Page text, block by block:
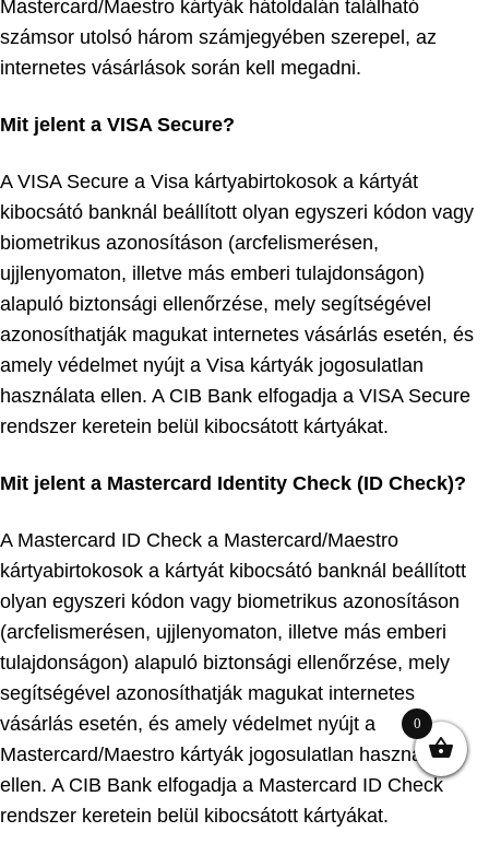
Mastercard/Maestro kártyák hátoldalán található
számsor utolsó három számjegyében szerepel, az
internetes vásárlások során kell megadni.
Mit jelent a VISA Secure?
A VISA Secure a Visa kártyabirtokosok a kártyát
kibocsátó banknál beállított olyan egyszeri kódon vagy
biometrikus azonosításon (arcfelismerésen,
ujjlenyomaton, illetve más emberi tulajdonságon)
alapuló biztonsági ellenőrzése, mely segítségével
azonosíthatják magukat internetes vásárlás esetén, és
amely védelmet nyújt a Visa kártyák jogosulatlan
használata ellen. A CIB Bank elfogadja a VISA Secure
rendszer keretein belül kibocsátott kártyákat.
Mit jelent a Mastercard Identity Check (ID Check)?
A Mastercard ID Check a Mastercard/Maestro
kártyabirtokosok a kártyát kibocsátó banknál beállított
olyan egyszeri kódon vagy biometrikus azonosításon
(arcfelismerésen, ujjlenyomaton, illetve más emberi
tulajdonságon) alapuló biztonsági ellenőrzése, mely
segítségével azonosíthatják magukat internetes
vásárlás esetén, és amely védelmet nyújt a
Mastercard/Maestro kártyák jogosulatlan használata
ellen. A CIB Bank elfogadja a Mastercard ID Check
rendszer keretein belül kibocsátott kártyákat.
0